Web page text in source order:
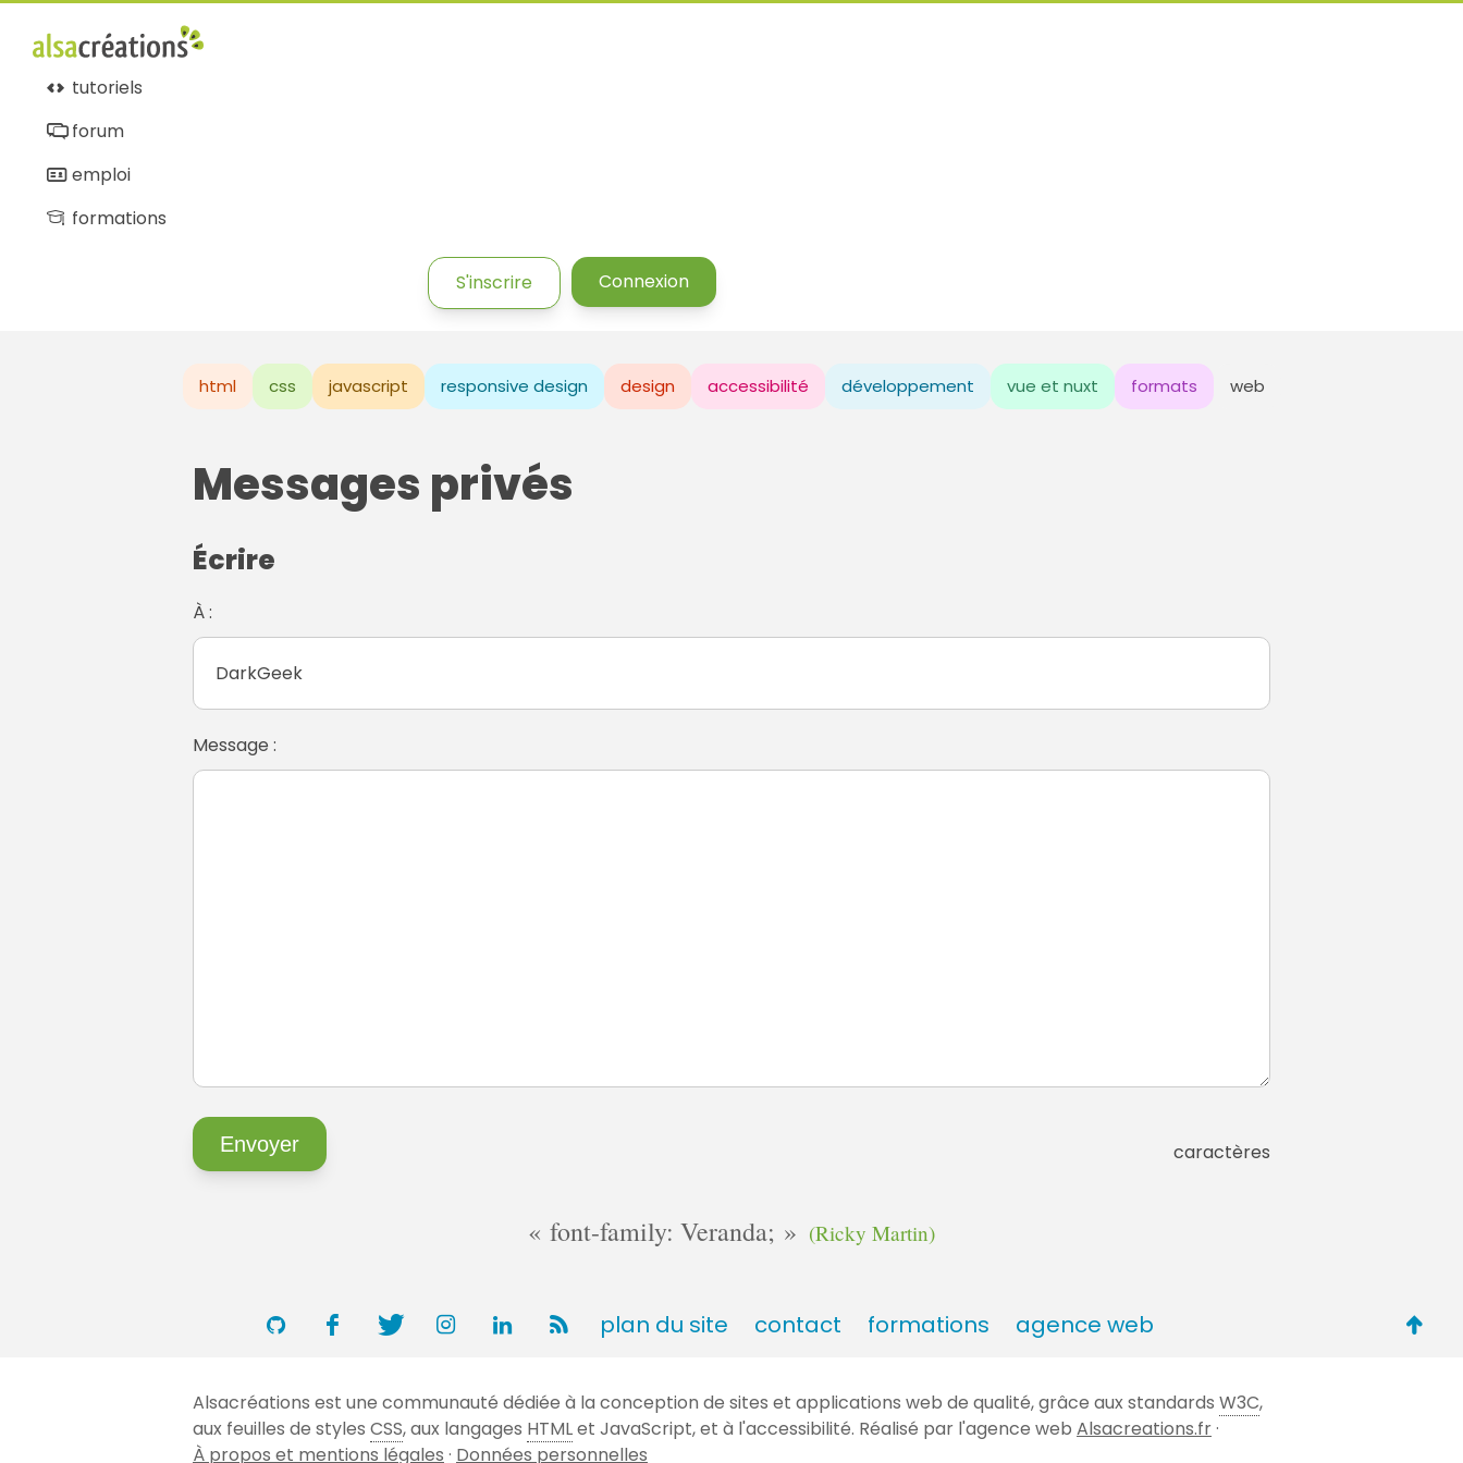
tutoriels
forum
emploi
formations
S'inscrire Connexion
html css javascript responsive design design accessibilité développement vue et nuxt formats web
Messages privés
Écrire
À :
Message :
caractères
font-family: Veranda; (Ricky Martin)
plan du site contact formations agence web
Alsacréations est une communauté dédiée à la conception de sites et applications web de qualité, grâce aux standards W3C,
aux feuilles de styles CSS, aux langages HTMLet JavaScript, et à l'accessibilité. Réalisé par l'agence web Alsacreations.fr·
À propos et mentions légales · Données personnelles